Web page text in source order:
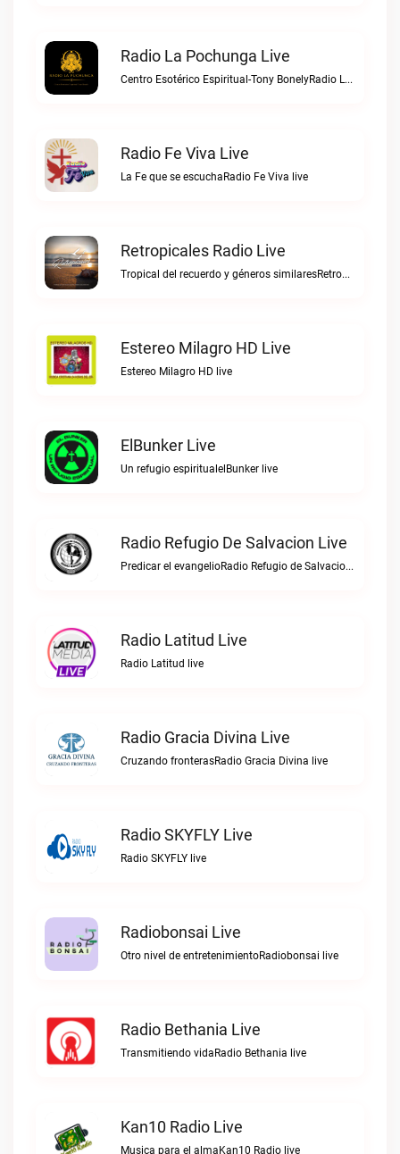
Radio La Pochunga Live
Centro Esotérico Espiritual-Tony BonelyRadio La Pochunga live
Radio Fe Viva Live
La Fe que se escuchaRadio Fe Viva live
Retropicales Radio Live
Tropical del recuerdo y géneros similaresRetropicales Radio live
Estereo Milagro HD Live
Estereo Milagro HD live
ElBunker Live
Un refugio espiritualelBunker live
Radio Refugio De Salvacion Live
Predicar el evangelioRadio Refugio de Salvacion live
Radio Latitud Live
Radio Latitud live
Radio Gracia Divina Live
Cruzando fronterasRadio Gracia Divina live
Radio SKYFLY Live
Radio SKYFLY live
Radiobonsai Live
Otro nivel de entretenimientoRadiobonsai live
Radio Bethania Live
Transmitiendo vidaRadio Bethania live
Kan10 Radio Live
Musica para el almaKan10 Radio live